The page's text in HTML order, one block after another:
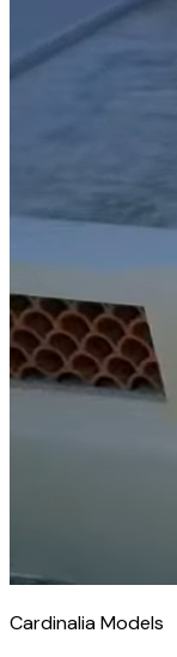
Cardinalia Models